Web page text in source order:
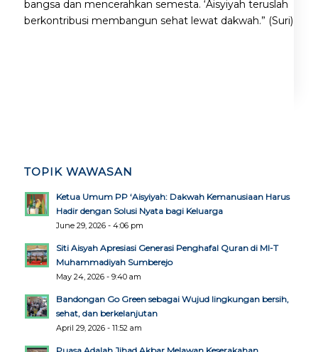
bangsa dan mencerahkan semesta. ‘Aisyiyah teruslah
berkontribusi membangun sehat lewat dakwah.” (Suri)
TOPIK WAWASAN
Ketua Umum PP ‘Aisyiyah: Dakwah Kemanusiaan Harus
Hadir dengan Solusi Nyata bagi Keluarga
June 29, 2026 - 4:06 pm
Siti Aisyah Apresiasi Generasi Penghafal Quran di MI-T
Muhammadiyah Sumberejo
May 24, 2026 - 9:40 am
Bandongan Go Green sebagai Wujud lingkungan bersih,
sehat, dan berkelanjutan
April 29, 2026 - 11:52 am